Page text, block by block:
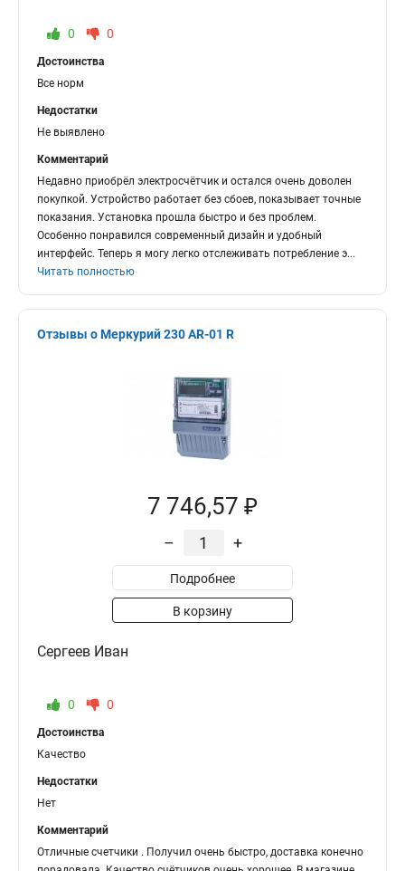
0 0
Достоинства
Все норм
Недостатки
Не выявлено
Комментарий
Недавно приобрёл электросчётчик и остался очень доволен
покупкой. Устройство работает без сбоев, показывает точные
показания. Установка прошла быстро и без проблем.
Особенно понравился современный дизайн и удобный
интерфейс. Теперь я могу легко отслеживать потребление э...
Читать полностью
Отзывы о Меркурий 230 AR-01 R
7 746,57 ₽
– +
Подробнее
В корзину
Сергеев Иван
0 0
Достоинства
Качество
Недостатки
Нет
Комментарий
Отличные счетчики . Получил очень быстро, доставка конечно